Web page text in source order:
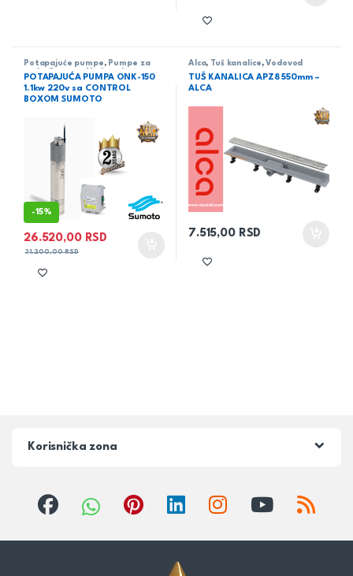
Potapajuće pumpe , Pumpe za
Sumoto
POTAPAJUĆA PUMPA ONK-150
1.1kw 220v sa CONTROL
BOXOM SUMOTO
-15%
26.520,00 RSD
31.200,00RSD
Alca, Tuš kanalice ,Vodovod
TUŠ KANALICA APZ8 550mm –
ALCA
7.515,00 RSD
Korisnička zona